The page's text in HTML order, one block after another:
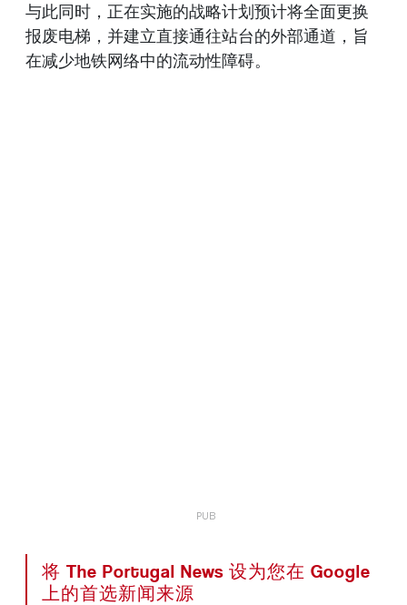
与此同时，正在实施的战略计划预计将全面更换
报废电梯，并建立直接通往站台的外部通道，旨
在减少地铁网络中的流动性障碍。
将 The Portugal News 设为您在 Google
上的首选新闻来源